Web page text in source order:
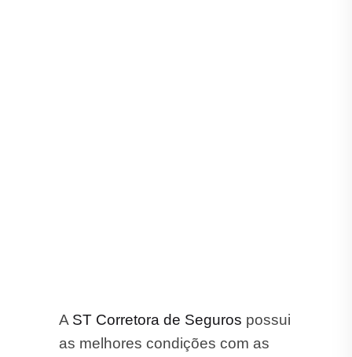
A ST Corretora de Seguros possui
as melhores condições com as